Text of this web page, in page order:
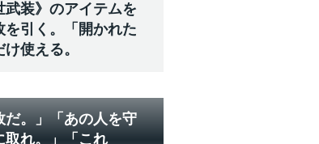
装》のアイテムを
引く。「開かれた
使える。
だ。」「あの人を守
取れ。」「これ